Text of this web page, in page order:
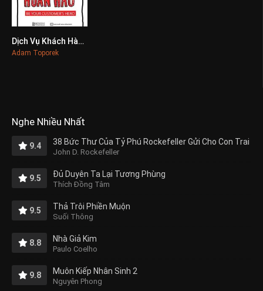
0
Dịch Vụ Khách Hàng Hoàn Hảo
Adam Toporek
Nghe Nhiều Nhất
9.4 38 Bức Thư Của Tỷ Phú Rockefeller Gửi Cho Con Trai
John D. Rockefeller
9.5 Đủ Duyên Ta Lại Tương Phùng
Thích Đồng Tâm
9.5 Thả Trôi Phiền Muộn
Suối Thông
8.8 Nhà Giả Kim
Paulo Coelho
9.8 Muôn Kiếp Nhân Sinh 2
Nguyên Phong